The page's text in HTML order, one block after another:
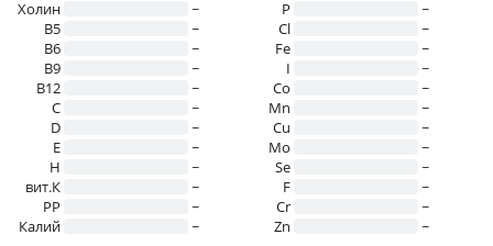
Холин
~
B5
~
B6
~
B9
~
B12
~
C
~
D
~
E
~
H
~
вит.К
~
PP
~
Калий
~
P
~
Cl
~
Fe
~
I
~
Co
~
Mn
~
Cu
~
Mo
~
Se
~
F
~
Cr
~
Zn
~